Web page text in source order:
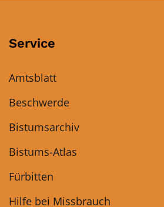
Service
Amtsblatt
Beschwerde
Bistumsarchiv
Bistums-Atlas
Fürbitten
Hilfe bei Missbrauch